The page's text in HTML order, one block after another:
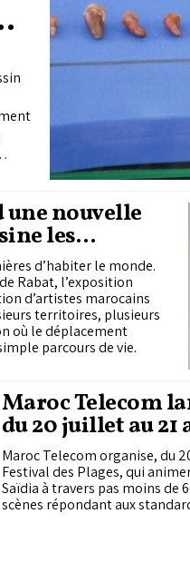
une nouvelle
les
d’habiter le monde.
Rabat, l’exposition
d’artistes marocains
territoires, plusieurs
où le déplacement
parcours de vie.
Maroc Telecom
du 20 juillet au 21
Maroc Telecom organise, du
Festival des Plages, qui
Saïdia à travers pas moins de
scènes répondant aux